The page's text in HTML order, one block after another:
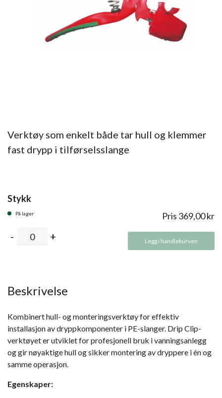
Verktøy som enkelt både tar hull og klemmer
fast drypp i tilførselsslange
Stykk
På lager Pris 369,00kr
Legg i handlekurven
Beskrivelse
Kombinert hull- og monteringsverktøy for effektiv
installasjon av dryppkomponenter i PE-slanger. Drip Clip-
verktøyet er utviklet for profesjonell bruk i vanningsanlegg
og gir nøyaktige hull og sikker montering av dryppere i én og
samme operasjon.
Egenskaper: